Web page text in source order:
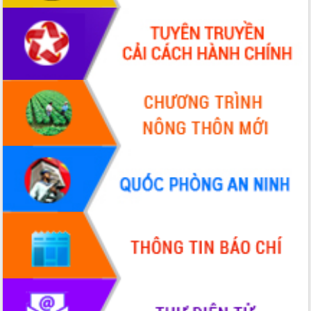
ứng để giữ vững thị trường xuất khẩu
Diễn đàn Kinh tế tư nhân Việt Nam đột
phá cơ chế - Hợp tác công tư
Đề án 06 tạo bước ngoặt đột phá trong
cải cách hành chính tỉnh Đắk Lắk
Kết nối tour, đẩy mạnh chuyển đổi số
để phát triển du lịch Đắk Lắk
Khởi động Dự án Đầu tư xây dựng hạ
tầng kỹ thuật Cụm công nghiệp Tân
Tiến
Gặp mặt các cơ quan báo chí nhân Kỷ
niệm 101 năm Ngày Báo chí Cách
mạng Việt Nam
Đắk Lắk sơ kết 4 năm triển khai thực
hiện Đề án 06 của Chính phủ
Họp báo thông tin về Hội nghị Công bố
Quy hoạch và Xúc tiến đầu tư tỉnh Đắk
Khơi thông điểm nghẽn, đẩy nhanh
giải ngân vốn khắc phục thiên tai